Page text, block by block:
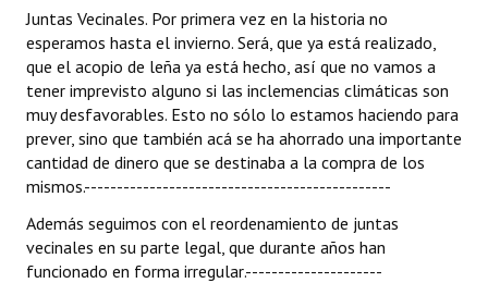
Juntas Vecinales. Por primera vez en la historia no
esperamos hasta el invierno. Será, que ya está realizado,
que el acopio de leña ya está hecho, así que no vamos a
tener imprevisto alguno si las inclemencias climáticas son
muy desfavorables. Esto no sólo lo estamos haciendo para
prever, sino que también acá se ha ahorrado una importante
cantidad de dinero que se destinaba a la compra de los
mismos.-----------------------------------------------
Además seguimos con el reordenamiento de juntas
vecinales en su parte legal, que durante años han
funcionado en forma irregular.---------------------